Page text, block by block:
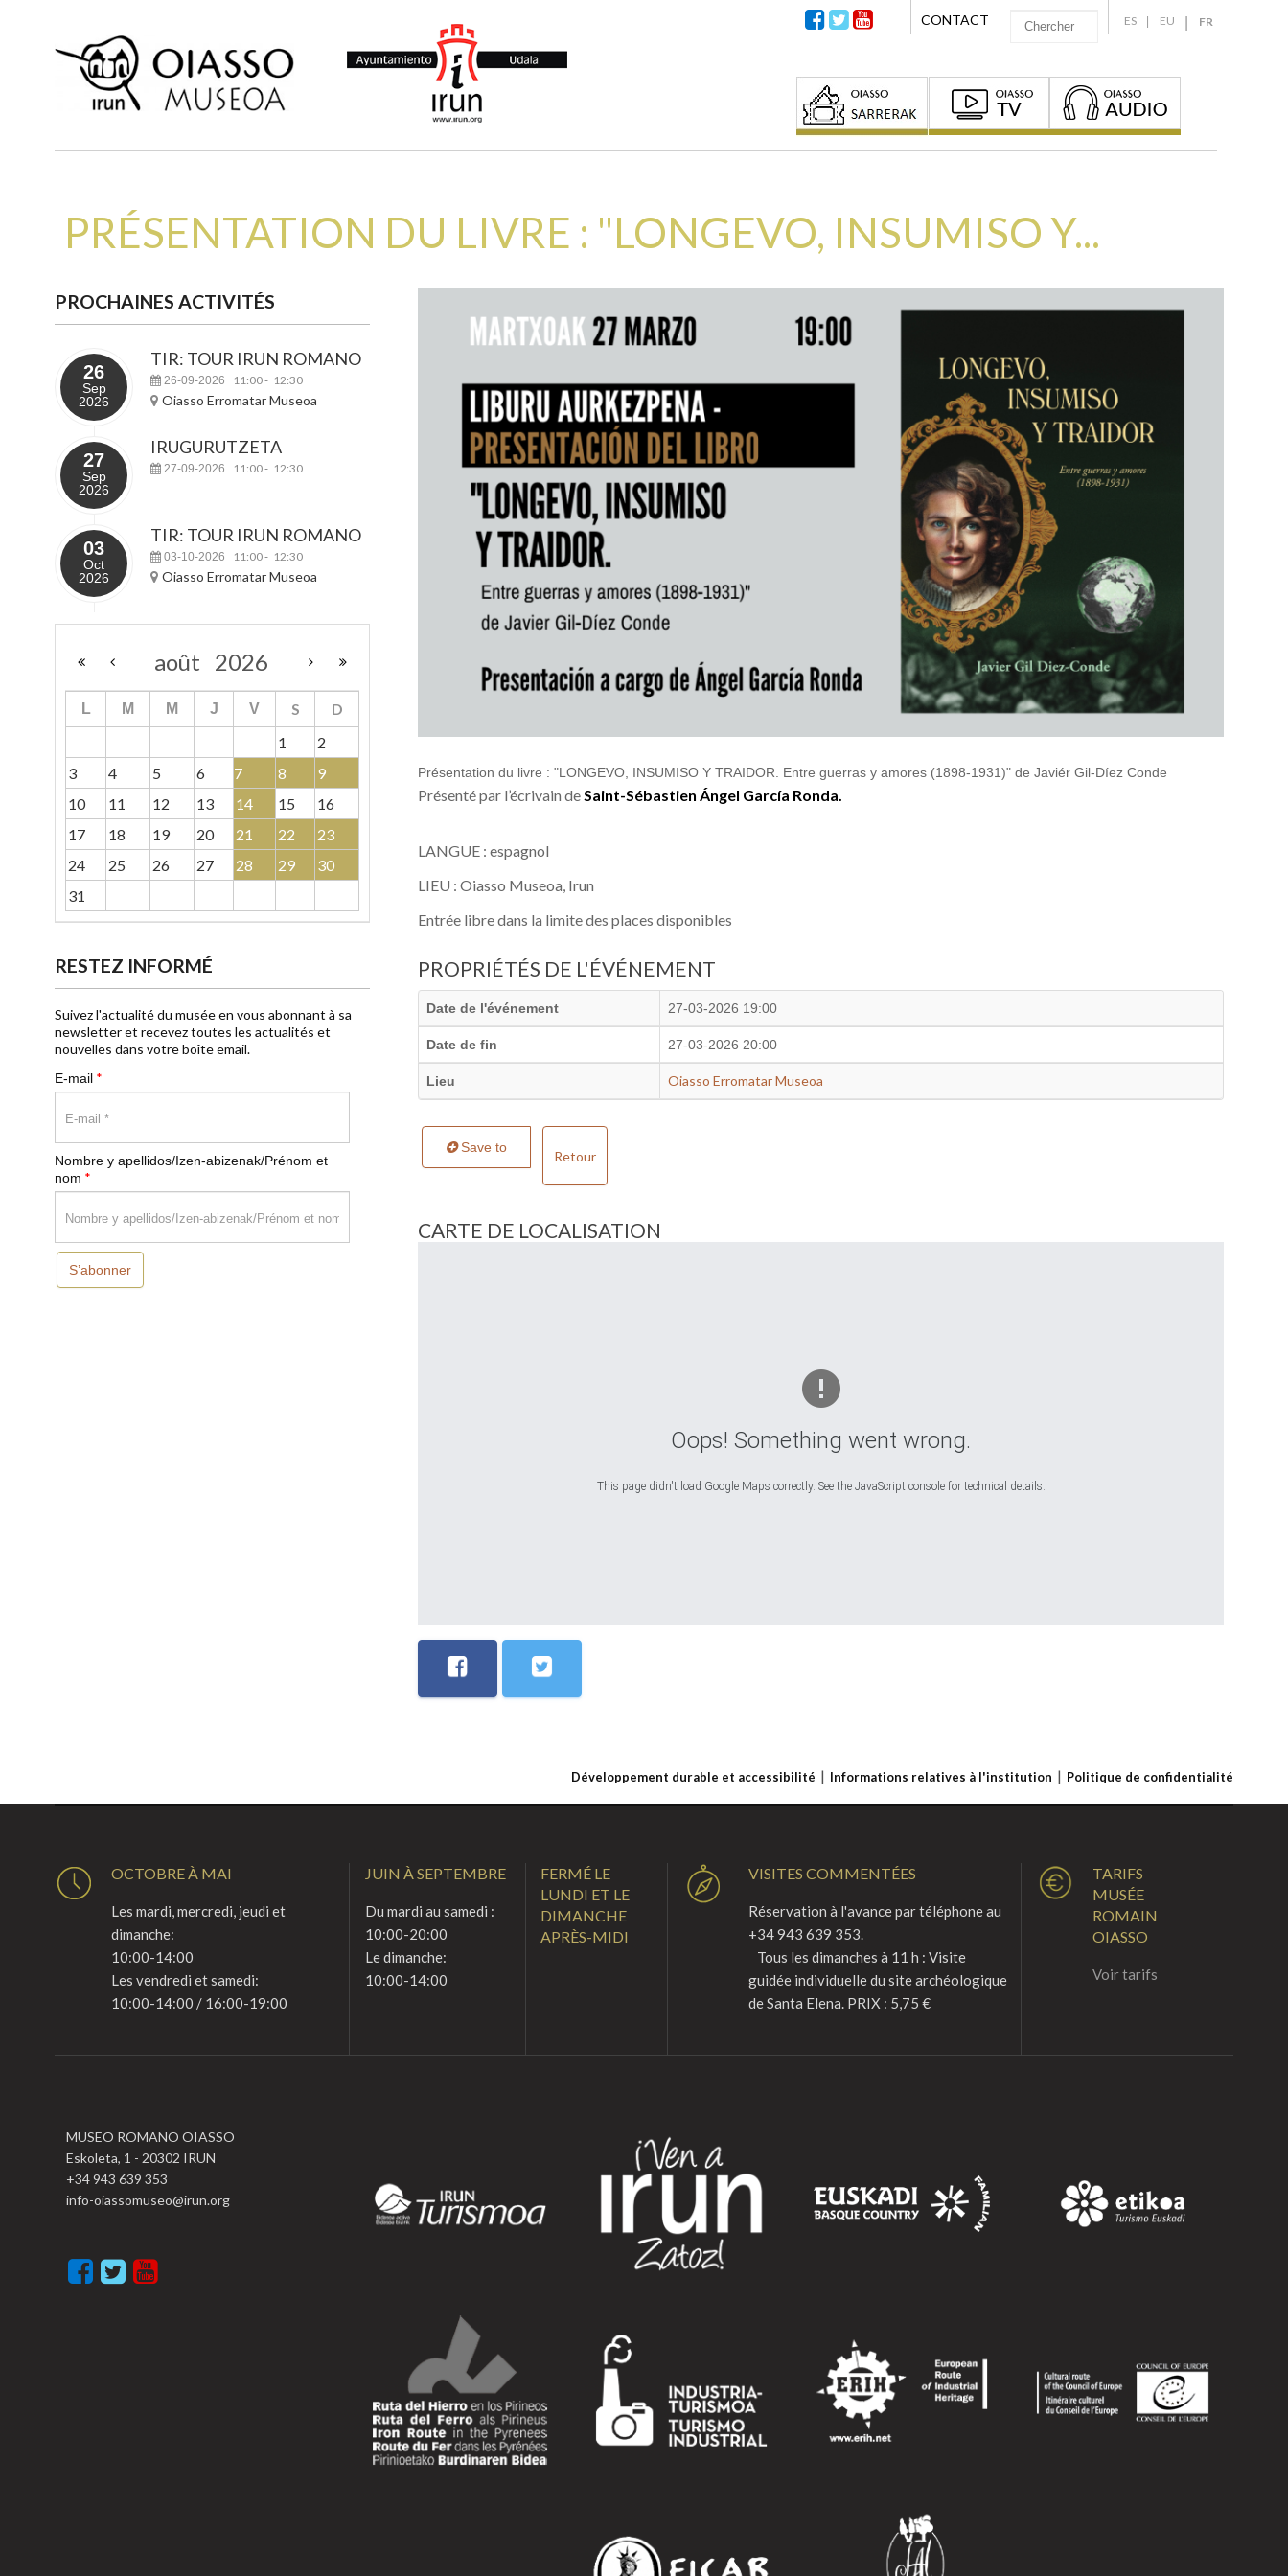
ES EU FR
CONTACT
PRÉSENTATION DU LIVRE : "LONGEVO, INSUMISO Y...
Présentation du livre : "LONGEVO, INSUMISO Y TRAIDOR. Entre guerras y amores (1898-1931)" de Javiér Gil-Díez Conde
Présenté par l’écrivain de Saint-Sébastien Ángel García Ronda.
LANGUE : espagnol
LIEU : Oiasso Museoa, Irun
Entrée libre dans la limite des places disponibles
PROPRIÉTÉS DE L'ÉVÉNEMENT
Date de l'événement 27-03-2026 19:00
Date de fin 27-03-2026 20:00
Lieu Oiasso Erromatar Museoa
Save to
Retour
CARTE DE LOCALISATION
Oops! Something went wrong.
This page didn't load Google Maps correctly. See the JavaScript console for technical details.
PROCHAINES ACTIVITÉS
26
Sep
2026
TIR: TOUR IRUN ROMANO
26-09-2026 11:00- 12:30
Oiasso Erromatar Museoa
27
Sep
2026
IRUGURUTZETA
27-09-2026 11:00- 12:30
03
Oct
2026
TIR: TOUR IRUN ROMANO
03-10-2026 11:00- 12:30
Oiasso Erromatar Museoa
août 2026
L M M J V S
D
1
2
3
4 5 6 7 8
9
10
11 12 13 14 15
16
17
18 19 20 21 22
23
24
25 26 27 28 29
30
31
RESTEZ INFORMÉ
Suivez l'actualité du musée en vous abonnant à sa
newsletter et recevez toutes les actualités et
nouvelles dans votre boîte email.
E-mail *
Nombre y apellidos/Izen-abizenak/Prénom et
nom *
S’abonner
Développement durable et accessibilité Informations relatives à l'institution Politique de confidentialité
OCTOBRE À MAI
Les mardi, mercredi, jeudi et
dimanche:
10:00-14:00
Les vendredi et samedi:
10:00-14:00 / 16:00-19:00
JUIN À SEPTEMBRE
Du mardi au samedi :
10:00-20:00
Le dimanche:
10:00-14:00
FERMÉ LE
LUNDI ET LE
DIMANCHE
APRÈS-MIDI
VISITES COMMENTÉES
Réservation à l'avance par téléphone au
+34 943 639 353.
Tous les dimanches à 11 h : Visite
guidée individuelle du site archéologique
de Santa Elena. PRIX : 5,75 €
TARIFS
MUSÉE
ROMAIN
OIASSO
Voir tarifs
MUSEO ROMANO OIASSO
Eskoleta, 1 - 20302 IRUN
+34 943 639 353
info-oiassomuseo@irun.org